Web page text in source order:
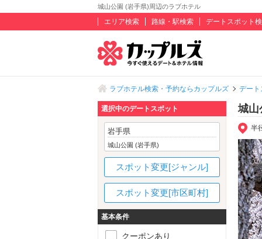
城山公園 (岩手県)周辺のラブホテル
エリア検索 路線・駅検索 デートスポット
ラブホテル検索・予約ならカップルズ デート
城山
半
選択中のデートスポット
岩手県
城山公園 (岩手県)
スポット変更[ジャンル]
スポット変更[市区町村]
基本条件
クーポンあり